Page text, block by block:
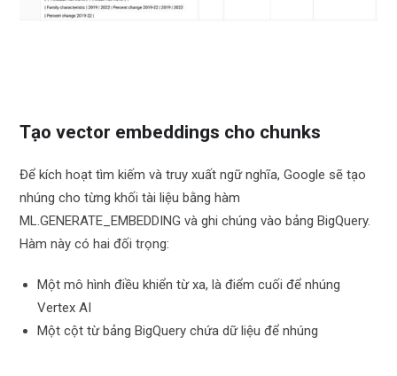
Tạo vector embeddings cho chunks
Để kích hoạt tìm kiếm và truy xuất ngữ nghĩa, Google sẽ tạo
nhúng cho từng khối tài liệu bằng hàm
ML.GENERATE_EMBEDDING và ghi chúng vào bảng BigQuery.
Hàm này có hai đối trọng:
Một mô hình điều khiển từ xa, là điểm cuối để nhúng
Vertex AI
Một cột từ bảng BigQuery chứa dữ liệu để nhúng